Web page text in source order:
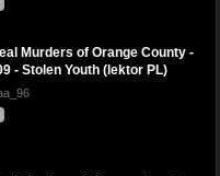
Murders of Orange County -
- Stolen Youth (lektor PL)